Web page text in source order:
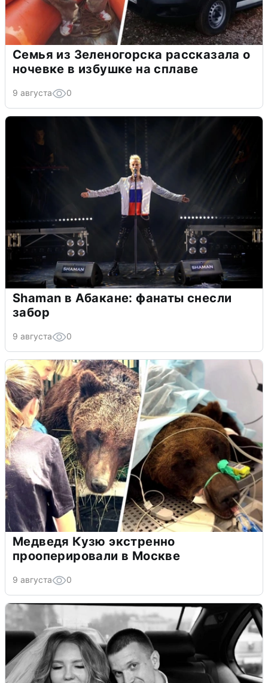
Семья из Зеленогорска рассказала о
ночевке в избушке на сплаве
9 августа 0
Shaman в Абакане: фанаты снесли
забор
9 августа 0
Медведя Кузю экстренно
прооперировали в Москве
9 августа 0